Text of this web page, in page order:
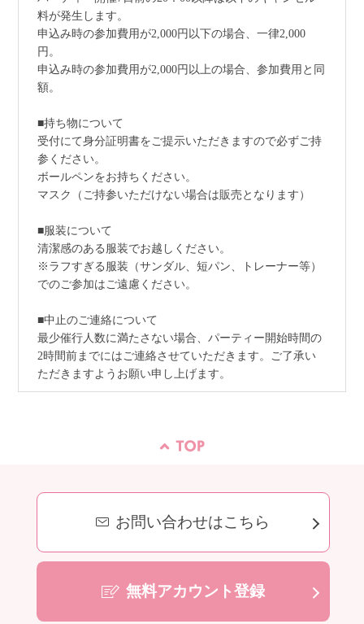
料が発生します。
申込み時の参加費用が2,000円以下の場合、一律2,000
円。
申込み時の参加費用が2,000円以上の場合、参加費用と同
額。
■持ち物について
受付にて身分証明書をご提示いただきますので必ずご持
参ください。
ボールペンをお持ちください。
マスク（ご持参いただけない場合は販売となります）
■服装について
清潔感のある服装でお越しください。
※ラフすぎる服装（サンダル、短パン、トレーナー等）
でのご参加はご遠慮ください。
■中止のご連絡について
最少催行人数に満たさない場合、パーティー開始時間の
2時間前までにはご連絡させていただきます。ご了承い
ただきますようお願い申し上げます。
お問い合わせはこちら
無料アカウント登録